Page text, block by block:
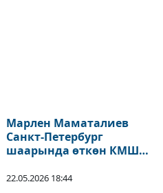
Марлен Маматалиев
Санкт-Петербург
шаарында өткөн КМШ
катышты
22.05.2026 18:44